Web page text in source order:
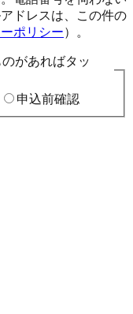
ドレスは、この件の
ポリシー）。
があればタッ
申込前確認